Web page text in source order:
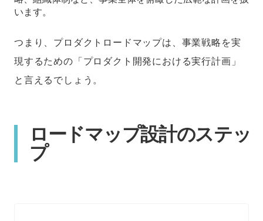
います。
つまり、プロダクトロードマップは、事業戦略を実
現するための「プロダクト開発における実行計画」
と言えるでしょう。
ロードマップ設計のステッ
プ